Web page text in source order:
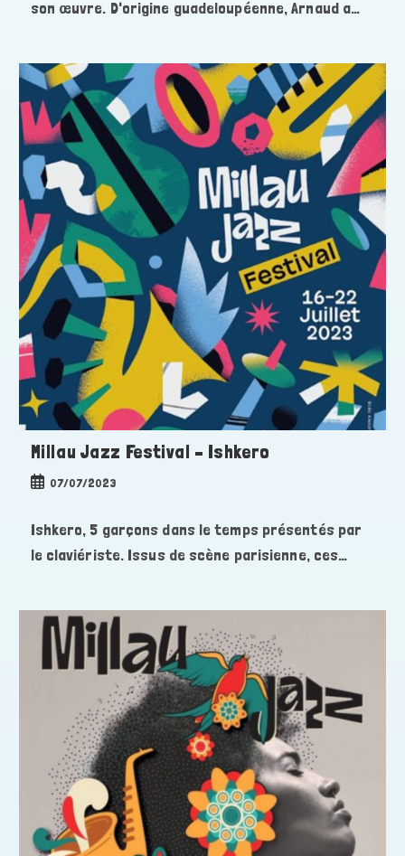
son œuvre. D'origine guadeloupéenne, Arnaud a…
Millau Jazz Festival – Ishkero
Publication
07/07/2023
Ishkero, 5 garçons dans le temps présentés par
le claviériste. Issus de scène parisienne, ces…